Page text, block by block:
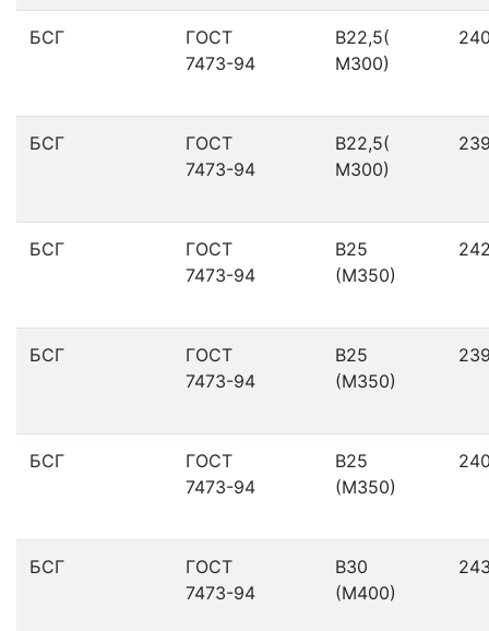
БСГ
ГОСТ
7473-94
В22,5(
М300)
БСГ
ГОСТ
7473-94
В22,5(
М300)
БСГ
ГОСТ
7473-94
В25
(М350)
БСГ
ГОСТ
7473-94
В25
(М350)
БСГ
ГОСТ
7473-94
В25
(М350)
БСГ
ГОСТ
7473-94
В30
(М400)